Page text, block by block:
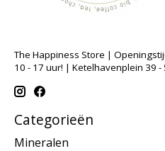
The Happiness Store |
10 - 17 uur! | Ketelhavenplein 39 -
Categorieën
Mineralen